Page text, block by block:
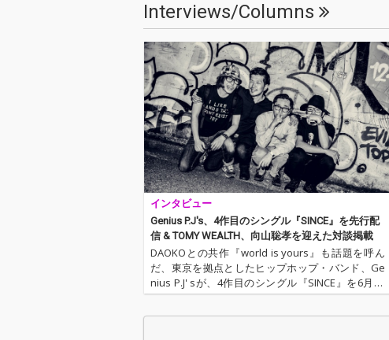
収録。Coccoのプロデ
ュースや奥田民生、サ
ザンオールスターズ
等、数々のレコーディ
ングやライブに参加さ
れているベーシスト“根
岸孝旨”も参加している
リード曲”come back h
ome”や、World's end
girlfriend主催Virgin Ba
bylon Records所属「S
meny」をFeat.した”no
back land”は必聴。 G
enius P.J' s最後の作品
是非お聴き下さい。
収録。Coccoのプロデ
ュースや奥田民生、サ
ザンオールスターズ
等、数々のレコーディ
ングやライブに参加さ
れているベーシスト“根
岸孝旨”も参加している
リード曲”come back h
ome”や、World's end
girlfriend主催Virgin Ba
bylon Records所属「S
meny」をFeat.した”no
back land”は必聴。 G
是非お聴き下さい。
Interviews/Columns
インタビュー
Genius P.J's、4作目のシングル『SINCE』を先行配
信 & TOMY WEALTH、向山聡孝を迎えた対談掲載
DAOKOとの共作『world is yours』も話題を呼ん
だ、東京を拠点としたヒップホップ・バンド、Ge
nius P.J' sが、4作目のシングル『SINCE』を6月15
日にリリース。リード・トラック「SINCE」は、As